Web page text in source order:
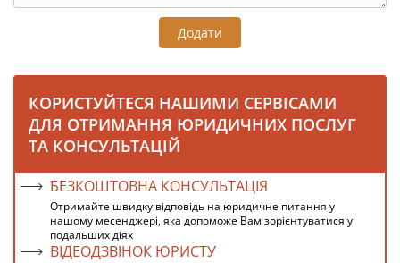
Додати
КОРИСТУЙТЕСЯ НАШИМИ СЕРВІСАМИ
ДЛЯ ОТРИМАННЯ ЮРИДИЧНИХ ПОСЛУГ
ТА КОНСУЛЬТАЦІЙ
БЕЗКОШТОВНА КОНСУЛЬТАЦІЯ
Отримайте швидку відповідь на юридичне питання у
нашому месенджері, яка допоможе Вам зорієнтуватися у
подальших діях
ВІДЕОДЗВІНОК ЮРИСТУ